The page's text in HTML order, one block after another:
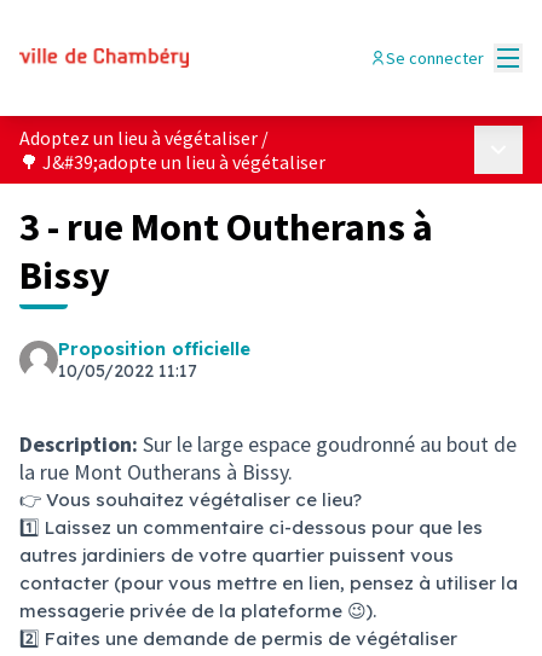
Se connecter
Adoptez un lieu à végétaliser /
🌳 J&#39;adopte un lieu à végétaliser
3 - rue Mont Outherans à
Bissy
Proposition officielle
10/05/2022 11:17
Description: Sur le large espace goudronné au bout de
la rue Mont Outherans à Bissy.
👉 Vous souhaitez végétaliser ce lieu?
1️⃣ Laissez un commentaire ci-dessous pour que les
autres jardiniers de votre quartier puissent vous
contacter (pour vous mettre en lien, pensez à utiliser la
messagerie privée de la plateforme 😉).
2️⃣ Faites une demande de permis de végétaliser